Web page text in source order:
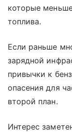
которые
топлива.
Если раньше
зарядной
привычки к
опасения для
второй план.
Интерес